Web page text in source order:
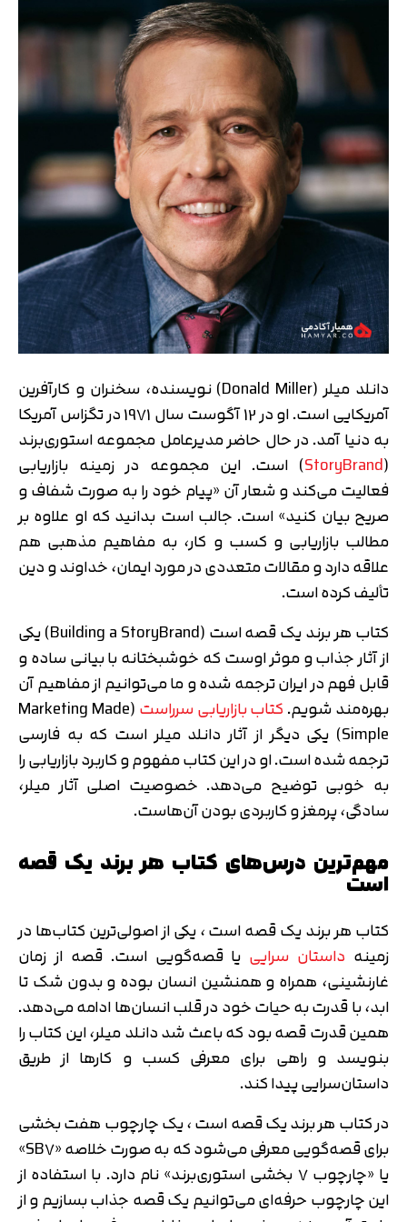
دانلد میلر (Donald Miller) نویسنده، سخنران و کارآفرین
آمریکایی است. او در 12 آگوست سال 1971 در تگزاس آمریکا
به دنیا آمد. در حال حاضر مدیرعامل مجموعه استوری‌برند
(
StoryBrand) است. این مجموعه در زمینه بازاریابی
فعالیت می‌کند و شعار آن «پیام خود را به صورت شفاف و
صریح بیان کنید» است. جالب است بدانید که او علاوه بر
مطالب بازاریابی و کسب و کار، به مفاهیم مذهبی هم
علاقه دارد و مقالات متعددی در مورد ایمان، خداوند و دین
تألیف کرده است.
کتاب هر برند یک قصه است (Building a StoryBrand) یکی
از آثار جذاب و موثر اوست که خوشبختانه با بیانی ساده و
قابل فهم در ایران ترجمه شده و ما می‌توانیم از مفاهیم آن
بهره‌مند شویم.کتاب بازاریابی سرراست (Marketing Made
Simple) یکی دیگر از آثار دانلد میلر است که به فارسی
ترجمه شده است. او در این کتاب مفهوم و کاربرد بازاریابی را
به خوبی توضیح می‌دهد. خصوصیت اصلی آثار میلر،
سادگی، پرمغز و کاربردی بودن آن‌هاست.
مهم‌ترین درس‌های کتاب هر برند یک قصه
است
کتاب هر برند یک قصه است ، یکی از اصولی‌ترین کتاب‌ها در
زمینه داستان سرایی یا قصه‌گویی است. قصه از زمان
غارنشینی، همراه و همنشین انسان بوده و بدون شک تا
ابد، با قدرت به حیات خود در قلب انسان‌ها ادامه می‌دهد.
همین قدرت قصه بود که باعث شد دانلد میلر، این کتاب را
بنویسد و راهی برای معرفی کسب و کارها از طریق
داستان‌سرایی پیدا کند.
در کتاب هر برند یک قصه است ، یک چارچوب هفت بخشی
برای قصه‌گویی معرفی می‌شود که به صورت خلاصه «SB7»
یا «چارچوب 7 بخشی استوری‌برند» نام دارد. با استفاده از
این چارچوب حرفه‌ای می‌توانیم یک قصه جذاب بسازیم و از